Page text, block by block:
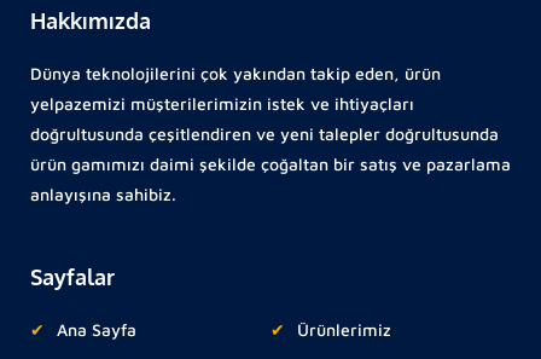
Hakkımızda
Dünya teknolojilerini çok yakından takip eden, ürün
yelpazemizi müşterilerimizin istek ve ihtiyaçları
doğrultusunda çeşitlendiren ve yeni talepler doğrultusunda
ürün gamımızı daimi şekilde çoğaltan bir satış ve pazarlama
anlayışına sahibiz.
Sayfalar
Ana Sayfa Ürünlerimiz